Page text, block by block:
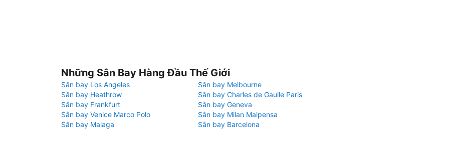
Những Sân Bay Hàng Đầu Thế Giới
Sân bay Los Angeles
Sân bay Melbourne
Sân bay Heathrow
Sân bay Charles de Gaulle Paris
Sân bay Frankfurt
Sân bay Geneva
Sân bay Venice Marco Polo
Sân bay Milan Malpensa
Sân bay Malaga
Sân bay Barcelona